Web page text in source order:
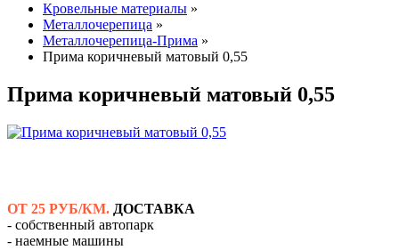
Кровельные материалы »
Металлочерепица »
Металлочерепица-Прима »
Прима коричневый матовый 0,55
Прима коричневый матовый 0,55
ОТ 25 РУБ/КМ. ДОСТАВКА
- собственный автопарк
- наемные машины